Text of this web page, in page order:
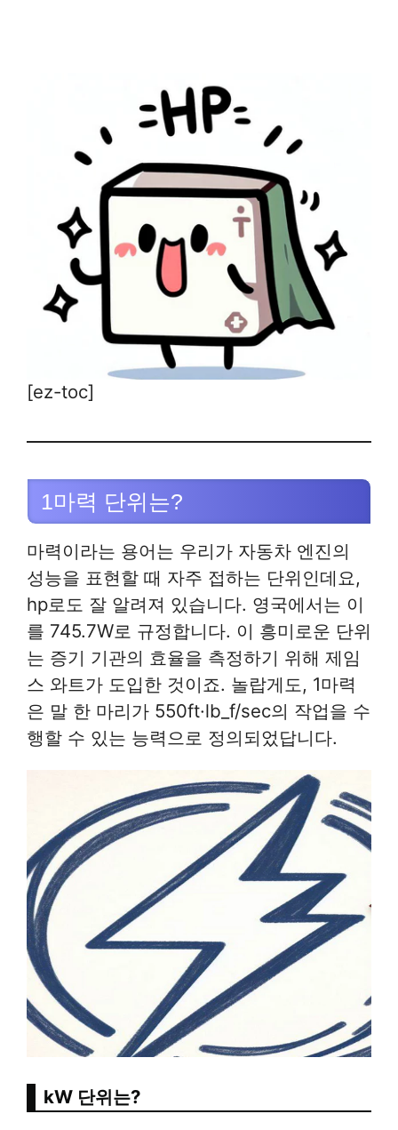
[ez-toc]
1마력 단위는?
마력이라는 용어는 우리가 자동차 엔진의
성능을 표현할 때 자주 접하는 단위인데요,
hp로도 잘 알려져 있습니다. 영국에서는 이
를 745.7W로 규정합니다. 이 흥미로운 단위
는 증기 기관의 효율을 측정하기 위해 제임
스 와트가 도입한 것이죠. 놀랍게도, 1마력
은 말 한 마리가 550ft·lb_f/sec의 작업을 수
행할 수 있는 능력으로 정의되었답니다.
kW 단위는?